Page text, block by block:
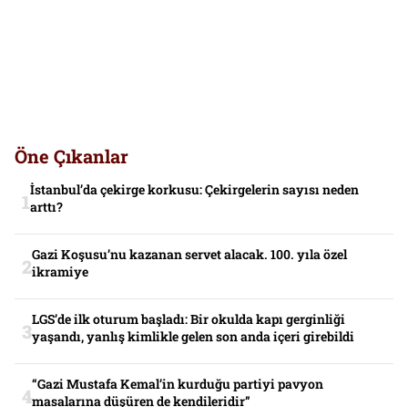
Öne Çıkanlar
İstanbul’da çekirge korkusu: Çekirgelerin sayısı neden
arttı?
Gazi Koşusu’nu kazanan servet alacak. 100. yıla özel
ikramiye
LGS’de ilk oturum başladı: Bir okulda kapı gerginliği
yaşandı, yanlış kimlikle gelen son anda içeri girebildi
“Gazi Mustafa Kemal’in kurduğu partiyi pavyon
masalarına düşüren de kendileridir”